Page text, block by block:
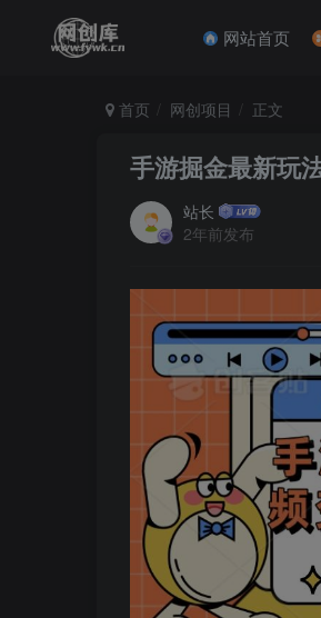
网站首页
首页 网创项目 正文
手游掘金最新玩
站长
2年前发布